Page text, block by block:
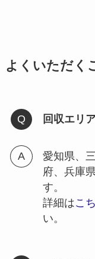
よくいただく
回収エリ
愛知県、
府、兵庫
す。
詳細はこ
い。